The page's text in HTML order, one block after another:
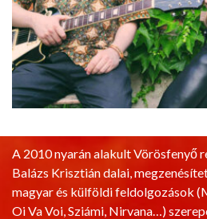
A 2010 nyarán alakult Vörösfenyő
Balázs Krisztián dalai,
magyar és külföldi feldolgozások
Oi Va Voi, Sziámi, Nirvana…)